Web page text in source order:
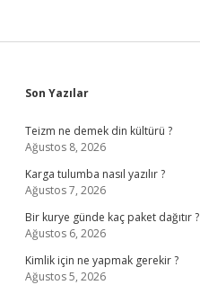
Sidebar
Son Yazılar
Teizm ne demek din kültürü ?
Ağustos 8, 2026
Karga tulumba nasıl yazılır ?
Ağustos 7, 2026
Bir kurye günde kaç paket dağıtır ?
Ağustos 6, 2026
Kimlik için ne yapmak gerekir ?
Ağustos 5, 2026